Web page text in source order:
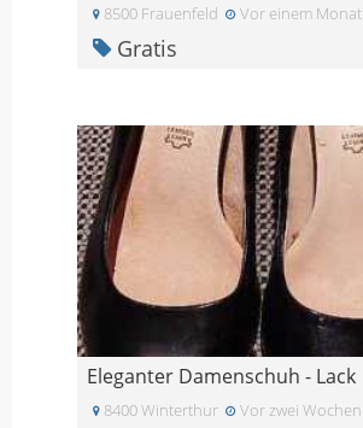
8500 Frauenfeld Vor einem Monat
Gratis
Eleganter Damenschuh - Lack
8400 Winterthur Vor zwei Wochen